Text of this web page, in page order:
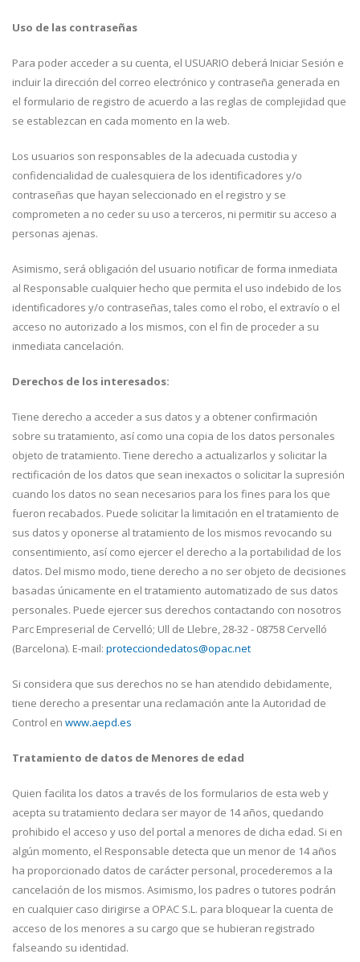
Uso de las contraseñas
Para poder acceder a su cuenta, el USUARIO deberá Iniciar Sesión e
incluir la dirección del correo electrónico y contraseña generada en
el formulario de registro de acuerdo a las reglas de complejidad que
se establezcan en cada momento en la web.
Los usuarios son responsables de la adecuada custodia y
confidencialidad de cualesquiera de los identificadores y/o
contraseñas que hayan seleccionado en el registro y se
comprometen a no ceder su uso a terceros, ni permitir su acceso a
personas ajenas.
Asimismo, será obligación del usuario notificar de forma inmediata
al Responsable cualquier hecho que permita el uso indebido de los
identificadores y/o contraseñas, tales como el robo, el extravío o el
acceso no autorizado a los mismos, con el fin de proceder a su
inmediata cancelación.
Derechos de los interesados:
Tiene derecho a acceder a sus datos y a obtener confirmación
sobre su tratamiento, así como una copia de los datos personales
objeto de tratamiento. Tiene derecho a actualizarlos y solicitar la
rectificación de los datos que sean inexactos o solicitar la supresión
cuando los datos no sean necesarios para los fines para los que
fueron recabados. Puede solicitar la limitación en el tratamiento de
sus datos y oponerse al tratamiento de los mismos revocando su
consentimiento, así como ejercer el derecho a la portabilidad de los
datos. Del mismo modo, tiene derecho a no ser objeto de decisiones
basadas únicamente en el tratamiento automatizado de sus datos
personales. Puede ejercer sus derechos contactando con nosotros
Parc Empreserial de Cervelló; Ull de Llebre, 28-32 - 08758 Cervelló
(Barcelona). E-mail: protecciondedatos@opac.net
Si considera que sus derechos no se han atendido debidamente,
tiene derecho a presentar una reclamación ante la Autoridad de
Control en www.aepd.es
Tratamiento de datos de Menores de edad
Quien facilita los datos a través de los formularios de esta web y
acepta su tratamiento declara ser mayor de 14 años, quedando
prohibido el acceso y uso del portal a menores de dicha edad. Si en
algún momento, el Responsable detecta que un menor de 14 años
ha proporcionado datos de carácter personal, procederemos a la
cancelación de los mismos. Asimismo, los padres o tutores podrán
en cualquier caso dirigirse a OPAC S.L. para bloquear la cuenta de
acceso de los menores a su cargo que se hubieran registrado
falseando su identidad.